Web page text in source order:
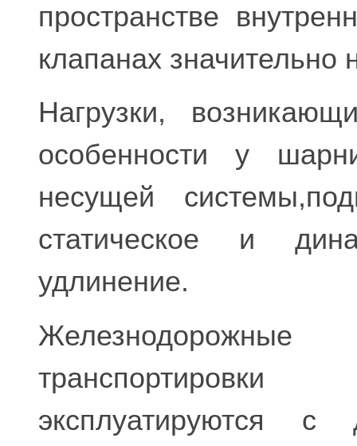
пространстве
клапанах значительно
Нагрузки,
особенности у
неcущей
статическое и
удлинение.
транспортировки
эксплуатируются